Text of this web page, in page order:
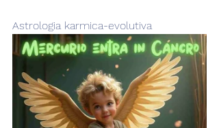
Astrologia karmica-evolutiva